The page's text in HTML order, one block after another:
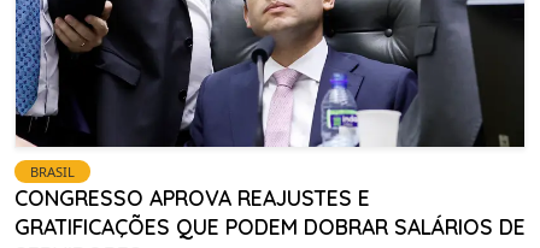
BRASIL
CONGRESSO APROVA REAJUSTES E
GRATIFICAÇÕES QUE PODEM DOBRAR SALÁRIOS DE